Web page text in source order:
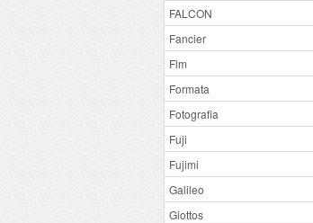
FALCON
Fancier
Flm
Formata
Fotografia
Fuji
Fujimi
Galileo
Giottos